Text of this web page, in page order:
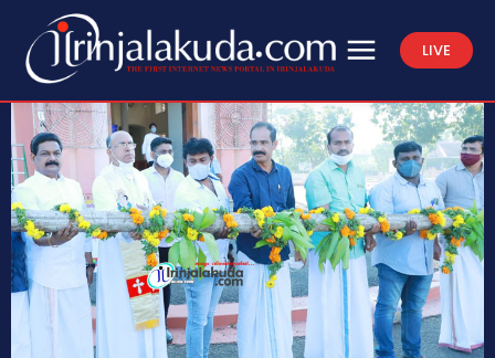
LIVE